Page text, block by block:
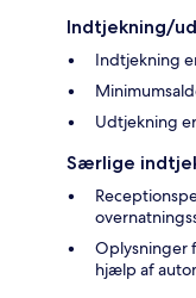
Indtjekning/
Indtjekning
Udtjekning
Særlige
Oplysninger
hjælp af